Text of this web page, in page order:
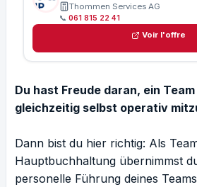
Thommen Services AG
📞 061 815 22 41
Voir l'offre
Du hast Freude daran, ein
gleichzeitig selbst operativ
Dann bist du hier richtig: Als
Hauptbuchhaltung übernimmst
personelle Führung deines